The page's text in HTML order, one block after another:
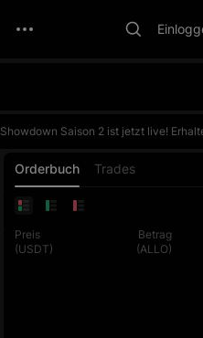
Showdown Saison 2 ist jetzt live! Erhalte täglich 5 kostenlose AI-Duelle und tritt auf Basis deines tatsächlichen ROI gegen die AI an. Gewinne, um Punkte zu sammeln und im täglichen Ranking aufzusteigen. Der Preis für den ersten Platz im täglichen Ranking beträgt bis zu 10.000 USDT. Jeder Futures-Trade zählt außerdem für den Handelsvolumen-Wettbewerb, bei dem der Top 1 jeder Phase exklusiv 100.000 USDT gewinnt. Melde dich einmal an und erhalte doppelte Belohnungen!Melde dich
Orderbuch Trades
Preis
(USDT)
Betrag
(ALLO)